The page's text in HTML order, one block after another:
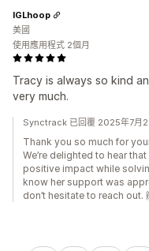
Tracy is always so kind
very much.
IGLhoop
美國
使用應用程式 2個月
Synctrack 已回覆 2025年7月
Thank you so much for
We’re delighted to hear
positive impact while
know her support was
don’t hesitate to reach out.